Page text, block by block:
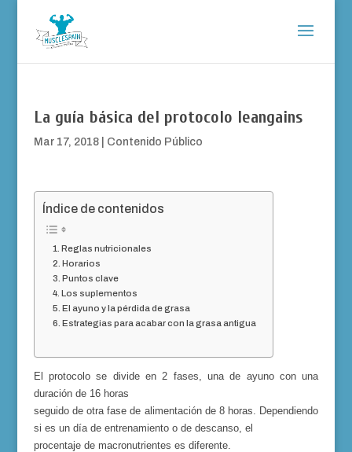
La guía básica del protocolo leangains
Mar 17, 2018| Contenido Público
Índice de contenidos
Reglas nutricionales
Horarios
Puntos clave
Los suplementos
El ayuno y la pérdida de grasa
Estrategias para acabar con la grasa antigua
E l protocolo se divide en 2 fases, una de ayuno con una
duración de 16 horas
seguido de otra fase de alimentación de 8 horas. Dependiendo
si es un día de entrenamiento o de descanso, el
procentaje de macronutrientes es diferente.